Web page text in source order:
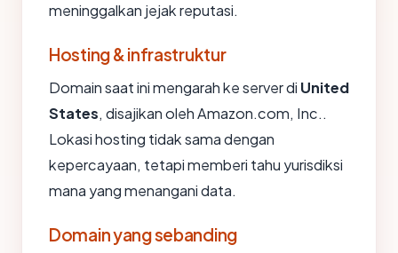
meninggalkan jejak reputasi.
Hosting & infrastruktur
Domain saat ini mengarah ke server di United
States, disajikan oleh Amazon.com, Inc..
Lokasi hosting tidak sama dengan
kepercayaan, tetapi memberi tahu yurisdiksi
mana yang menangani data.
Domain yang sebanding